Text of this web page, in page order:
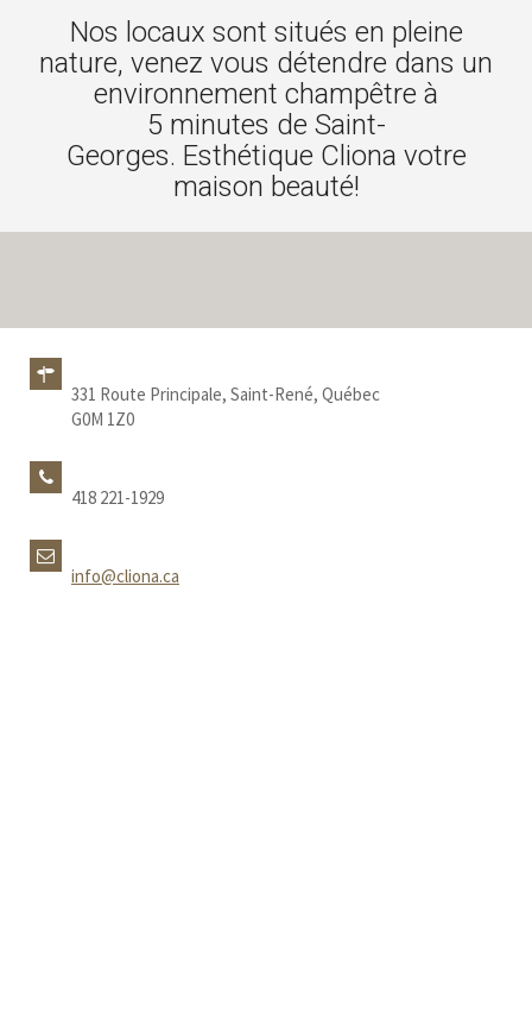
Nos locaux sont situés en pleine
nature, venez vous détendre dans un
environnement champêtre à
5 minutes de Saint-
Georges. Esthétique Cliona votre
maison beauté!
331 Route Principale, Saint-René, Québec
G0M 1Z0
418 221-1929
info@cliona.ca